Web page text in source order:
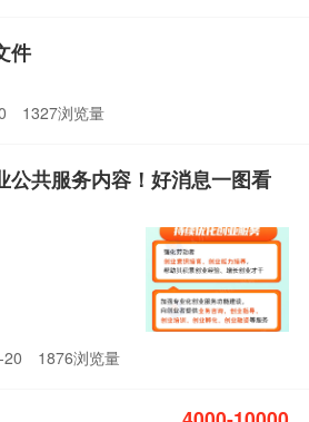
件
1327浏览量
公共服务内容！好消息一图看
1876浏览量